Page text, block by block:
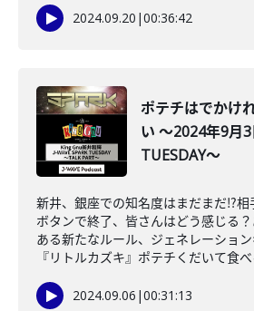
2024.09.20 |00:36:42
ポテチはでかけ
い ～2024年9月3
TUESDAY～
新井、銀座での知名度はまだまだ⁉相
ボタンで終了、皆さんはどう感じる
ある新たなルール、ジェネレーショ
『リトルカズキ』ポテチくだいて食
2024.09.06 |00:31:13